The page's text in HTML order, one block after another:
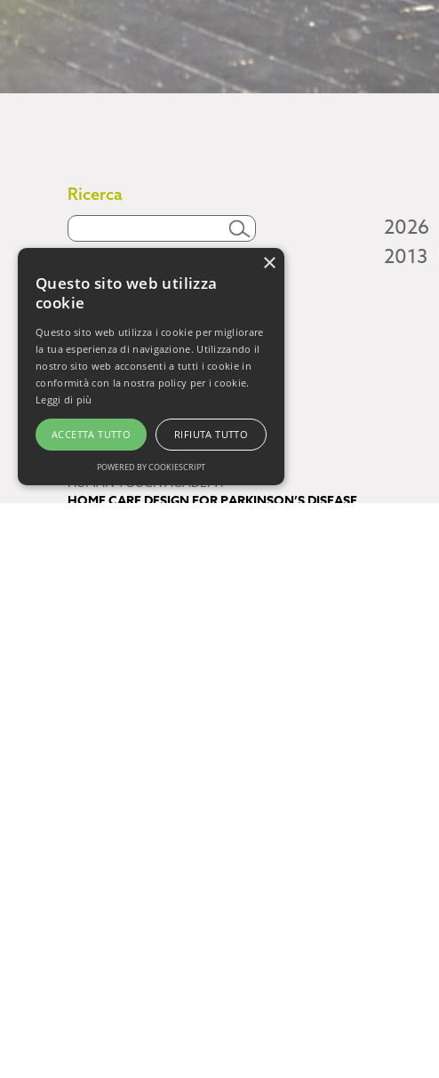
Ricerca
Attività
La Settimana del Cervello
Gli Orizzonti della Salute
Vivere Sani, Vivere Bene 2009-2019
Vivere Sani, Vivere Bene Online
Gli Appuntamenti della Salute
Il Respiro di Oxy.gen
Progetti
HUMAN TOUCH ACADEMY
HOME CARE DESIGN FOR PARKINSON’S DISEASE
2026
2013
×
Questo sito web utilizza
cookie
Questo sito web utilizza i cookie per migliorare
la tua esperienza di navigazione. Utilizzando il
nostro sito web acconsenti a tutti i cookie in
conformità con la nostra policy per i cookie.
Leggi di più
ACCETTA TUTTO RIFIUTA TUTTO
POWERED BY COOKIESCRIPT